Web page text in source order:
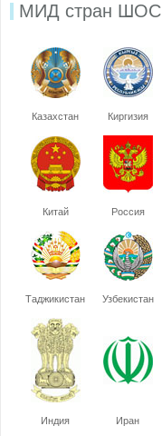
МИД стран ШОС
Казахстан Киргизия
Китай Россия
Таджикистан Узбекистан
Индия Иран